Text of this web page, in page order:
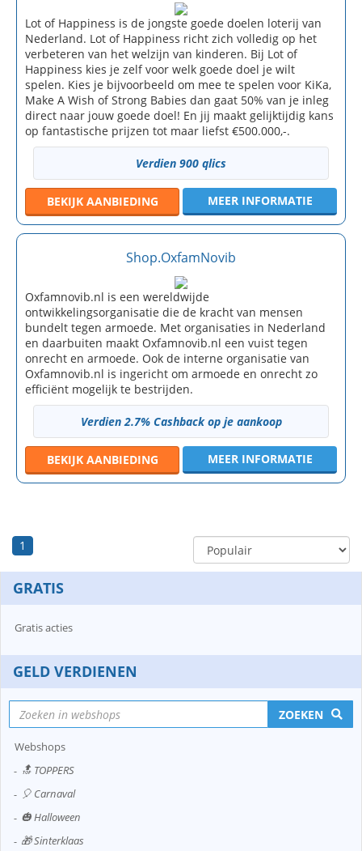
Lot of Happiness is de jongste goede doelen loterij van
Nederland. Lot of Happiness richt zich volledig op het
verbeteren van het welzijn van kinderen. Bij Lot of
Happiness kies je zelf voor welk goede doel je wilt
spelen. Kies je bijvoorbeeld om mee te spelen voor KiKa,
Make A Wish of Strong Babies dan gaat 50% van je inleg
direct naar jouw goede doel! En jij maakt gelijktijdig kans
op fantastische prijzen tot maar liefst €500.000,-.
Verdien 900 qlics
BEKIJK AANBIEDING MEER INFORMATIE
Shop.OxfamNovib
Oxfamnovib.nl is een wereldwijde
ontwikkelingsorganisatie die de kracht van mensen
bundelt tegen armoede. Met organisaties in Nederland
en daarbuiten maakt Oxfamnovib.nl een vuist tegen
onrecht en armoede. Ook de interne organisatie van
Oxfamnovib.nl is ingericht om armoede en onrecht zo
efficiënt mogelijk te bestrijden.
Verdien 2.7% Cashback op je aankoop
BEKIJK AANBIEDING MEER INFORMATIE
1
GRATIS
Gratis acties
GELD VERDIENEN
ZOEKEN
Webshops
🔝 TOPPERS
🎈 Carnaval
🎃 Halloween
🎁 Sinterklaas